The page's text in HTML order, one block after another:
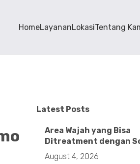
HomeLayananLokasiTentang
Latest Posts
Area Wajah yang Bisa
Ditreatment dengan
August 4, 2026